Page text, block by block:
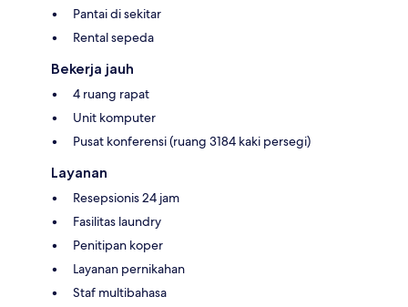
Pantai di sekitar
Rental sepeda
Bekerja jauh
4 ruang rapat
Unit komputer
Pusat konferensi (ruang 3184 kaki persegi)
Layanan
Resepsionis 24 jam
Fasilitas laundry
Penitipan koper
Layanan pernikahan
Staf multibahasa